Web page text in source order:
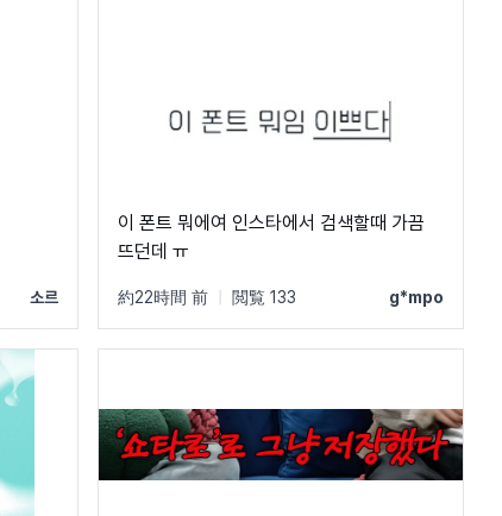
소르
이 폰트 뭐에여 인스타에서 검색할때 가끔
뜨던데 ㅠ
約22時間 前 閲覧 133 g*mpo